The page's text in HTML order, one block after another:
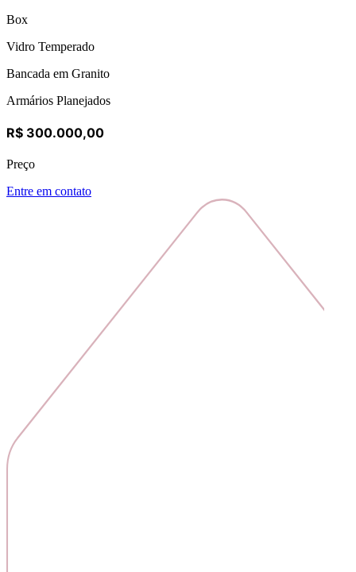
Box
Vidro Temperado
Bancada em Granito
Armários Planejados
R$ 300.000,00
Preço
Entre em contato